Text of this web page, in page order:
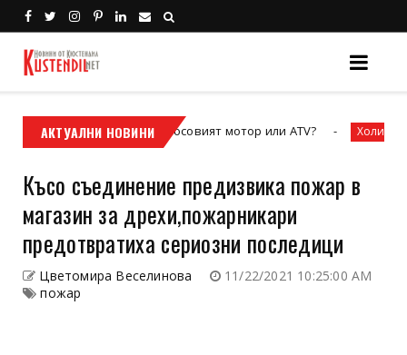
АКТУАЛНИ НОВИНИ
към свободата – кросовият мотор или ATV? Холивуд
Късо съединение предизвика пожар в
магазин за дрехи,пожарникари
предотвратиха сериозни последици
Цветомира Веселинова
11/22/2021 10:25:00 AM
пожар